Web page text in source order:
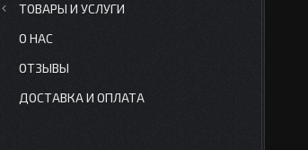
ТОВАРЫ И УСЛУГИ
О НАС
ОТЗЫВЫ
ДОСТАВКА И ОПЛАТА